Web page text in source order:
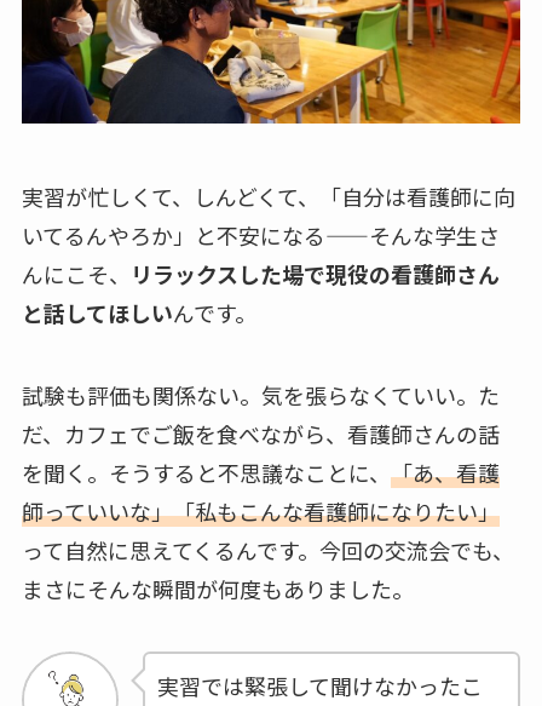
実習が忙しくて、しんどくて、「自分は看護師に向
いてるんやろか」と不安になる——そんな学生さ
んにこそ、
リラックスした場で現役の看護師さん
と話してほしいんです。
試験も評価も関係ない。気を張らなくていい。た
だ、カフェでご飯を食べながら、看護師さんの話
を聞く。そうすると不思議なことに、 「あ、看護
師っていいな」「私もこんな看護師になりたい」
って自然に思えてくるんです。今回の交流会でも、
まさにそんな瞬間が何度もありました。
実習では緊張して聞けなかったこ